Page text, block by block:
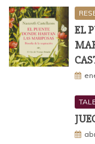
EL